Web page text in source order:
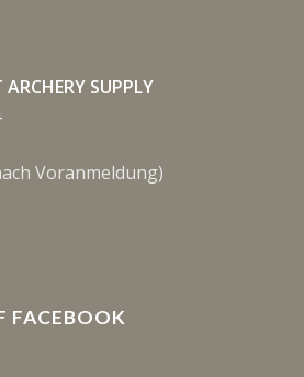
SUPPLY
Voranmeldung)
FACEBOOK